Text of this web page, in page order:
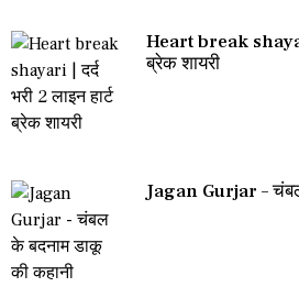
Heart break
ब्रेक शायरी
Jagan Gurjar –